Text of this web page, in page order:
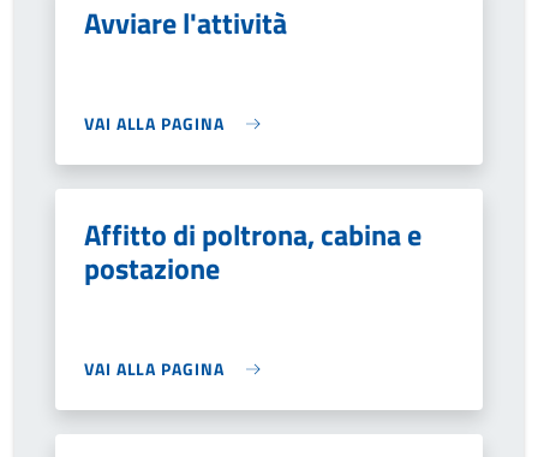
Avviare l'attività
VAI ALLA PAGINA
Affitto di poltrona, cabina e
postazione
VAI ALLA PAGINA